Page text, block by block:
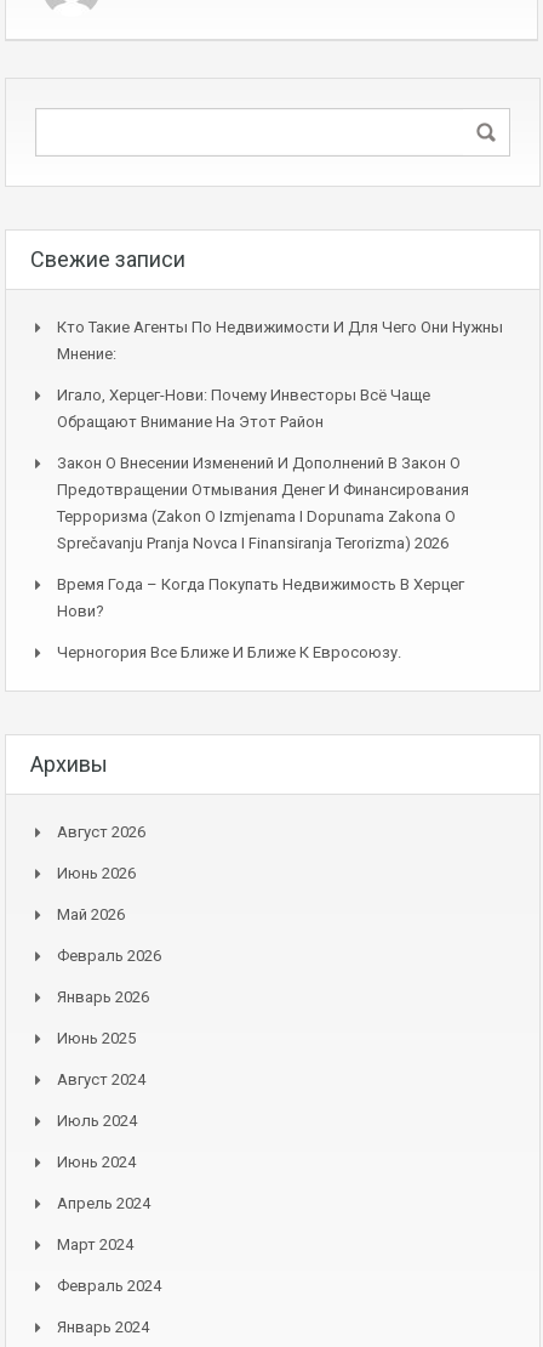
Свежие записи
Кто Такие Агенты По Недвижимости И Для Чего Они Нужны
Мнение:
Игало, Херцег-Нови: Почему Инвесторы Всё Чаще
Обращают Внимание На Этот Район
Закон О Внесении Изменений И Дополнений В Закон О
Предотвращении Отмывания Денег И Финансирования
Терроризма (Zakon O Izmjenama I Dopunama Zakona O
Sprečavanju Pranja Novca I Finansiranja Terorizma) 2026
Время Года – Когда Покупать Недвижимость В Херцег
Нови?
Черногория Все Ближе И Ближе К Евросоюзу.
Архивы
Август 2026
Июнь 2026
Май 2026
Февраль 2026
Январь 2026
Июнь 2025
Август 2024
Июль 2024
Июнь 2024
Апрель 2024
Март 2024
Февраль 2024
Январь 2024